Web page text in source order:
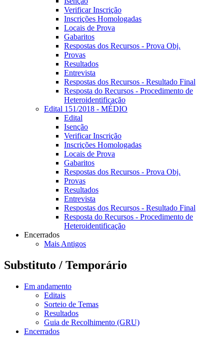
Verificar Inscrição
Inscrições Homologadas
Locais de Prova
Gabaritos
Respostas dos Recursos - Prova Obj.
Provas
Resultados
Entrevista
Respostas dos Recursos - Resultado Final
Resposta do Recursos - Procedimento de
Heteroidentificação
Edital 151/2018 - MÉDIO
Edital
Isenção
Verificar Inscrição
Inscrições Homologadas
Locais de Prova
Gabaritos
Respostas dos Recursos - Prova Obj.
Provas
Resultados
Entrevista
Respostas dos Recursos - Resultado Final
Resposta do Recursos - Procedimento de
Heteroidentificação
Encerrados
Mais Antigos
Substituto / Temporário
Em andamento
Editais
Sorteio de Temas
Resultados
Guia de Recolhimento (GRU)
Encerrados